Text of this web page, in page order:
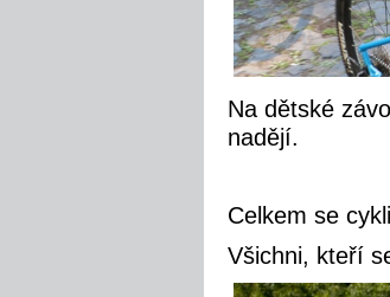
Na dětské
nadějí.
Celkem se
Všichni, kteří